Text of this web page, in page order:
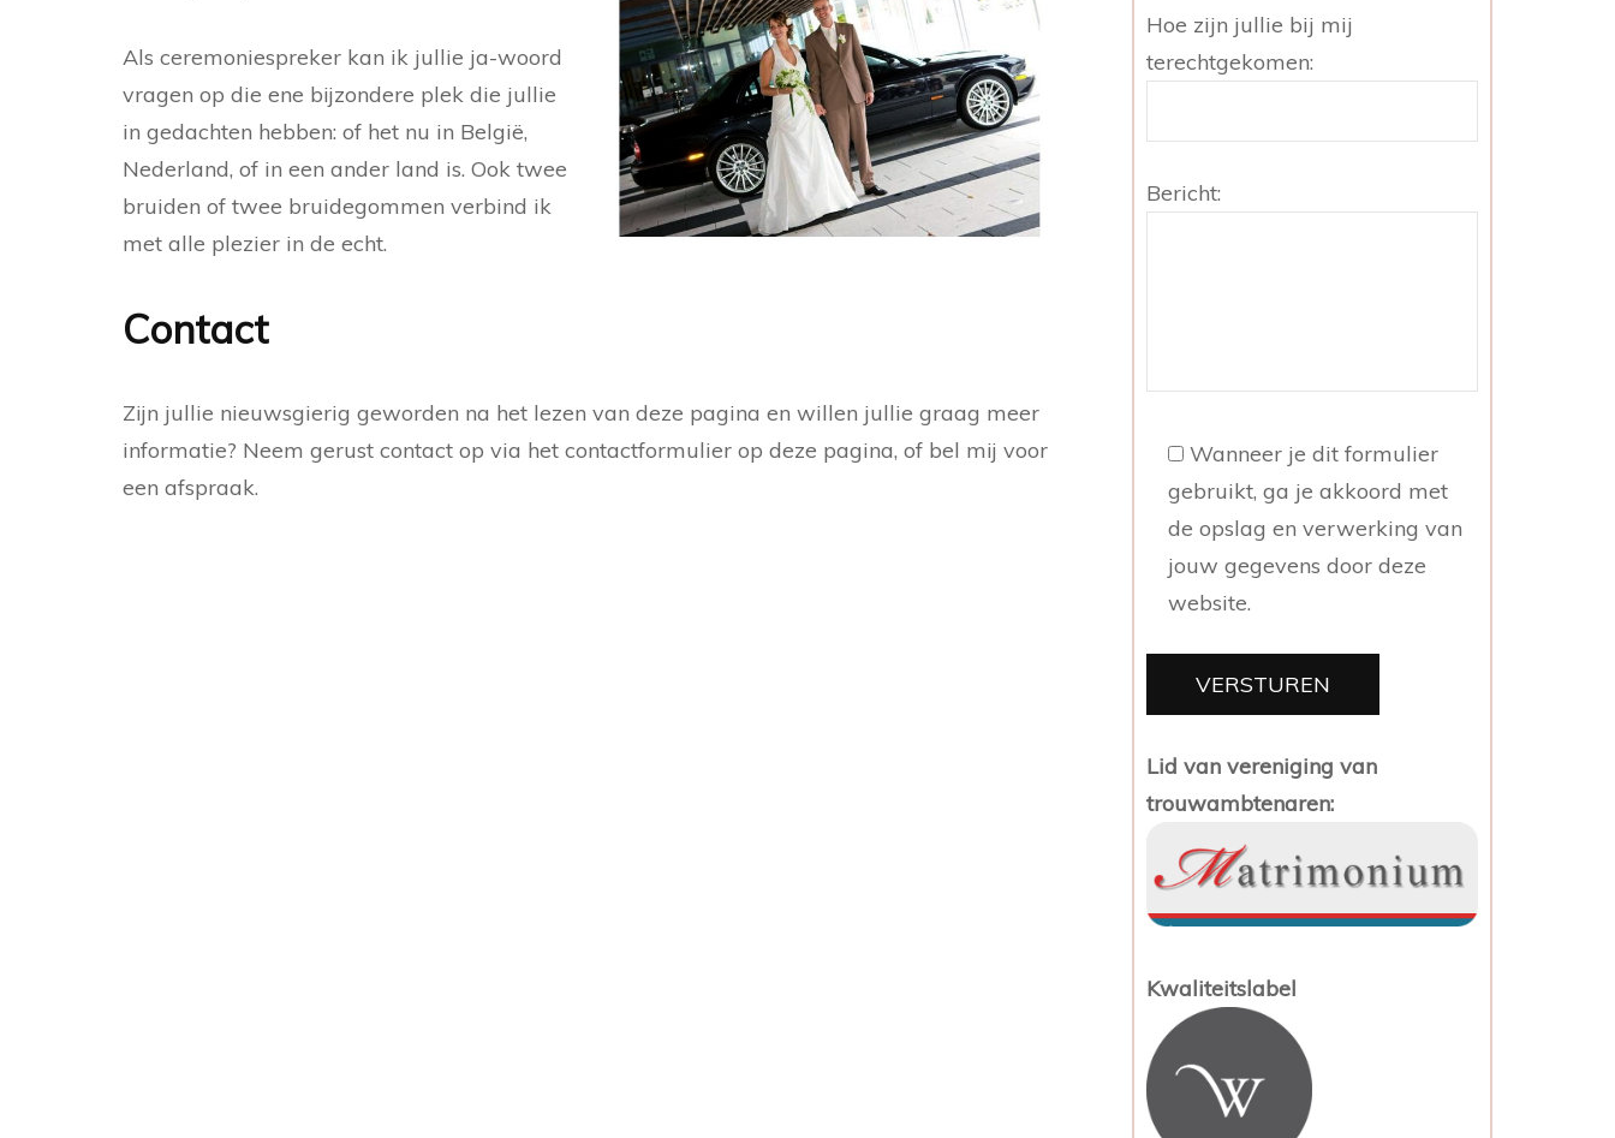
Als ceremoniespreker kan ik jullie ja-woord
vragen op die ene bijzondere plek die jullie
in gedachten hebben: of het nu in België,
Nederland, of in een ander land is. Ook twee
bruiden of twee bruidegommen verbind ik
met alle plezier in de echt.
Contact
Zijn jullie nieuwsgierig geworden na het lezen van deze pagina en willen jullie graag meer
informatie? Neem gerust contact op via het contactformulier op deze pagina, of bel mij voor
een afspraak.
Hoe zijn jullie bij mij
terechtgekomen:
Bericht:
Wanneer je dit formulier
gebruikt, ga je akkoord met
de opslag en verwerking van
jouw gegevens door deze
website.
Lid van vereniging van
trouwambtenaren:
Kwaliteitslabel